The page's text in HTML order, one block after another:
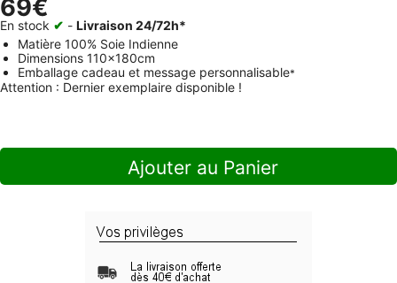
69€
En stock ✔ - Livraison 24/72h*
Matière 100% Soie Indienne
Dimensions 110x180cm
Emballage cadeau et message personnalisable*
Attention : Dernier exemplaire disponible !
Ajouter au Panier